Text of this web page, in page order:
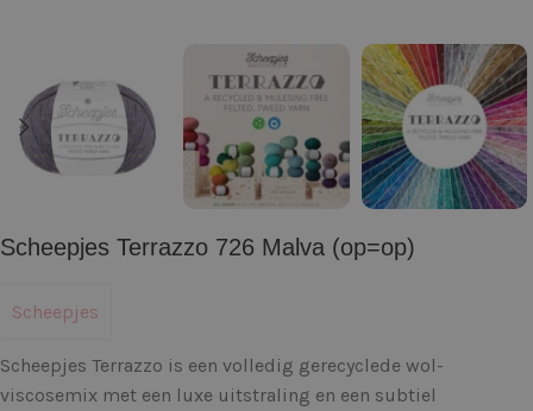
Scheepjes Terrazzo 726 Malva (op=op)
Scheepjes
Scheepjes Terrazzo is een volledig gerecyclede wol-
viscosemix met een luxe uitstraling en een subtiel